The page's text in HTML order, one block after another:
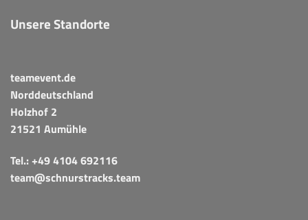
Unsere Standorte
teamevent.de
Norddeutschland
Holzhof 2
21521 Aumühle
Tel.:+49 4104 692116
team@schnurstracks.team